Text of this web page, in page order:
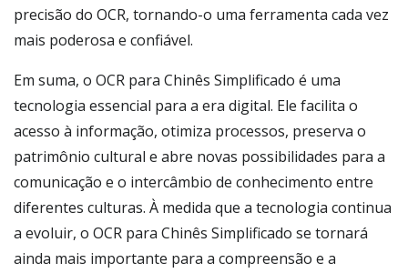
precisão do OCR, tornando-o uma ferramenta cada vez
mais poderosa e confiável.
Em suma, o OCR para Chinês Simplificado é uma
tecnologia essencial para a era digital. Ele facilita o
acesso à informação, otimiza processos, preserva o
patrimônio cultural e abre novas possibilidades para a
comunicação e o intercâmbio de conhecimento entre
diferentes culturas. À medida que a tecnologia continua
a evoluir, o OCR para Chinês Simplificado se tornará
ainda mais importante para a compreensão e a